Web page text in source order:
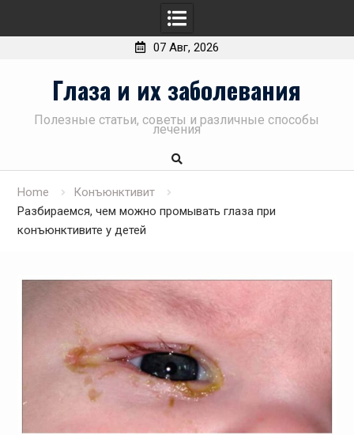
07 Авг, 2026
Глаза и их заболевания
Полезные статьи, советы и различные способы
лечения
Home
Конъюнктивит
Разбираемся, чем можно промывать глаза при
конъюнктивите у детей